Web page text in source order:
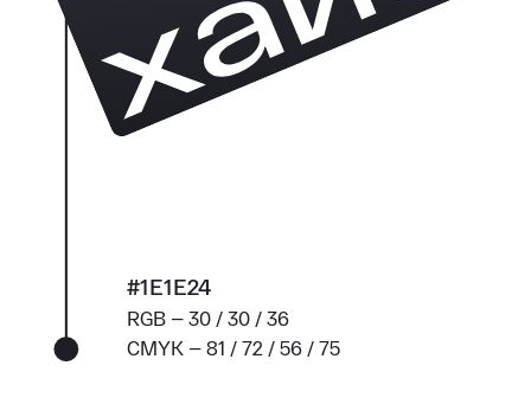
#1E1E24
RGB — 30 / 30 / 36
CMYK — 81 / 72 / 56 / 75